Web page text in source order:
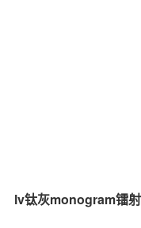
lv钛灰monogram镭